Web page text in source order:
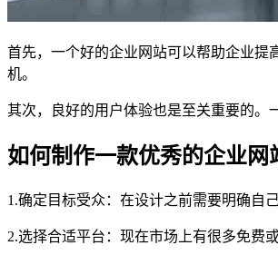
首先，一个好的企业网站可以帮助企业提
机。
其次，良好的用户体验也是至关重要的。
如何制作一款优秀的企业网
1.确定目标受众：在设计之前需要明确自
2.选择合适平台：现在市场上有很多免费